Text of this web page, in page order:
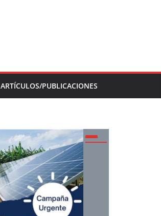
ARTÍCULOS/PUBLICACIONES